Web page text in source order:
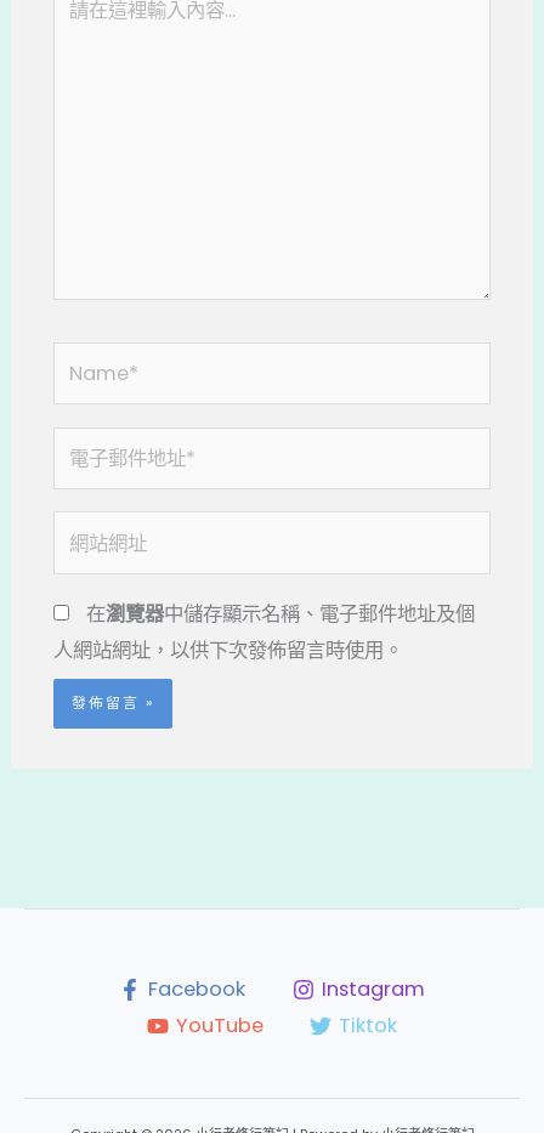
郵
件
址
*
網
址
在瀏覽器中儲存顯示名稱、電子郵件地址及個
人網站網址，以供下次發佈留言時使用。
Facebook
Instagram
YouTube
Tiktok